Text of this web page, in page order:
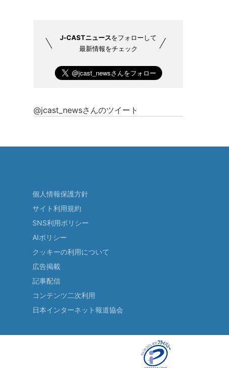
J-CASTニュースをフォローして
最新情報をチェック
@jcast_newsさんのツイート
個人情報保護方針
サイト利用規約
SNS利用ポリシー
AIポリシー
クッキーの利用について
広告掲載
記事配信
コンテンツ二次利用
日本インターネット報道協会